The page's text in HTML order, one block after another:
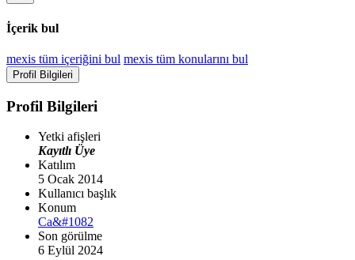
İçerik bul
mexis tüm içeriğini bul mexis tüm konularını bul
Profil Bilgileri
Profil Bilgileri
Yetki afişleri
Kayıtlı Üye
Katılım
5 Ocak 2014
Kullanıcı başlık
Konum
Са&#1082
Son görülme
6 Eylül 2024